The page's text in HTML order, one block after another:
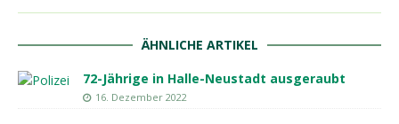
ÄHNLICHE ARTIKEL
72-Jährige in Halle-Neustadt ausgeraubt
16. Dezember 2022